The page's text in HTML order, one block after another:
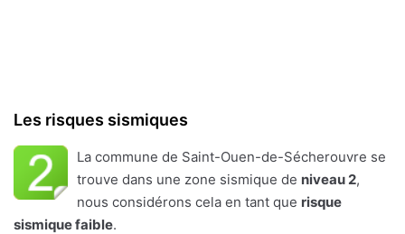
Les risques sismiques
La commune de Saint-Ouen-de-Sécherouvre se
trouve dans une zone sismique de niveau 2,
nous considérons cela en tant que risque
sismique faible.